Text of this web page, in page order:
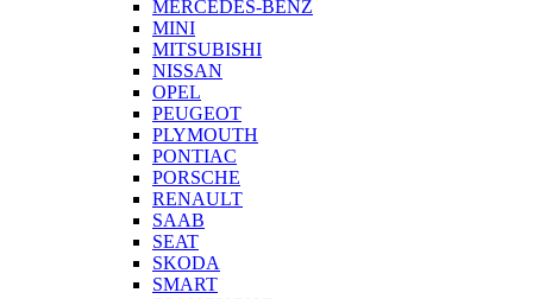
MERCEDES-BENZ
MINI
MITSUBISHI
NISSAN
OPEL
PEUGEOT
PLYMOUTH
PONTIAC
PORSCHE
RENAULT
SAAB
SEAT
SKODA
SMART